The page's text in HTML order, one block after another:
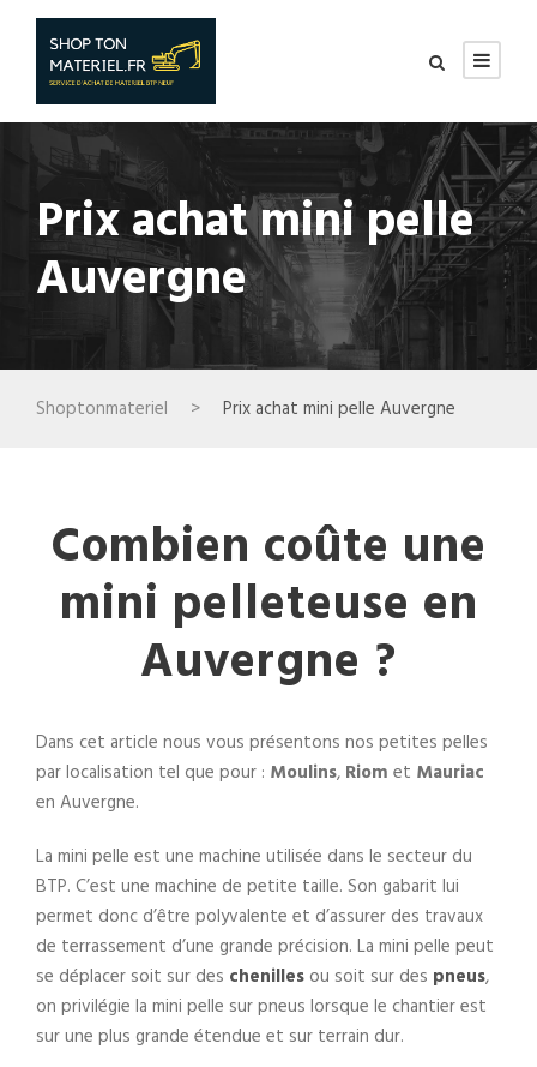
Prix achat mini pelle
Auvergne
Shoptonmateriel > Prix achat mini pelle Auvergne
Combien coûte une
mini pelleteuse en
Auvergne ?
Dans cet article nous vous présentons nos petites pelles
par localisation tel que pour : Moulins, Riom et Mauriac
en Auvergne.
La mini pelle est une machine utilisée dans le secteur du
BTP. C’est une machine de petite taille. Son gabarit lui
permet donc d’être polyvalente et d’assurer des travaux
de terrassement d’une grande précision. La mini pelle peut
se déplacer soit sur des chenilles ou soit sur des pneus,
on privilégie la mini pelle sur pneus lorsque le chantier est
sur une plus grande étendue et sur terrain dur.